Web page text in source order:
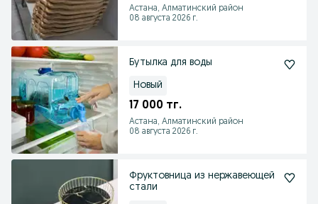
Астана, Алматинский район
08 августа 2026 г.
Бутылка для воды
Новый
17 000 тг.
Астана, Алматинский район
08 августа 2026 г.
Фруктовница из нержавеющей
стали